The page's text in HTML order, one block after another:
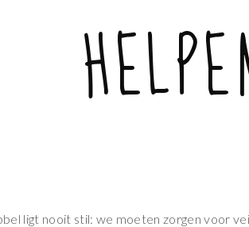
ligt nooit stil: we moeten zorgen voor